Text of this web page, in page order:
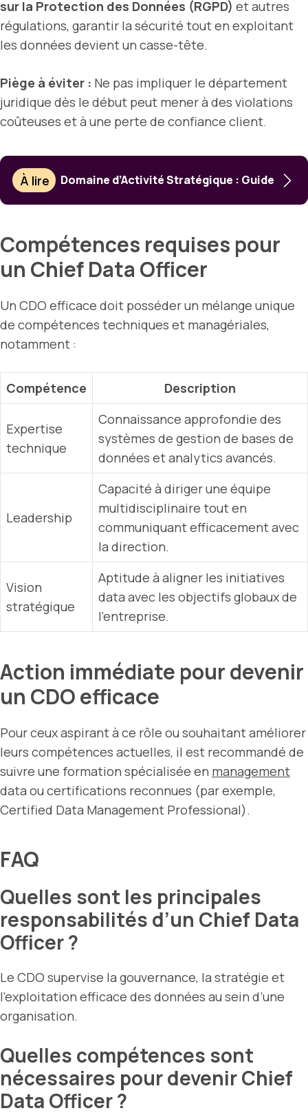
sur la Protection des Données (RGPD) et autres
régulations, garantir la sécurité tout en exploitant
les données devient un casse-tête.
Piège à éviter : Ne pas impliquer le département
juridique dès le début peut mener à des violations
coûteuses et à une perte de confiance client.
À lire Domaine d’Activité Stratégique : Guide
Compétences requises pour
un Chief Data Officer
Un CDO efficace doit posséder un mélange unique
de compétences techniques et managériales,
notamment :
Compétence Description
Expertise
technique
Connaissance approfondie des
systèmes de gestion de bases de
données et analytics avancés.
Leadership
Capacité à diriger une équipe
multidisciplinaire tout en
communiquant efficacement avec
la direction.
Vision
stratégique
Aptitude à aligner les initiatives
data avec les objectifs globaux de
l’entreprise.
Action immédiate pour devenir
un CDO efficace
Pour ceux aspirant à ce rôle ou souhaitant améliorer
leurs compétences actuelles, il est recommandé de
suivre une formation spécialisée en management
data ou certifications reconnues (par exemple,
Certified Data Management Professional).
FAQ
Quelles sont les principales
responsabilités d’un Chief Data
Officer ?
Le CDO supervise la gouvernance, la stratégie et
l’exploitation efficace des données au sein d’une
organisation.
Quelles compétences sont
nécessaires pour devenir Chief
Data Officer ?